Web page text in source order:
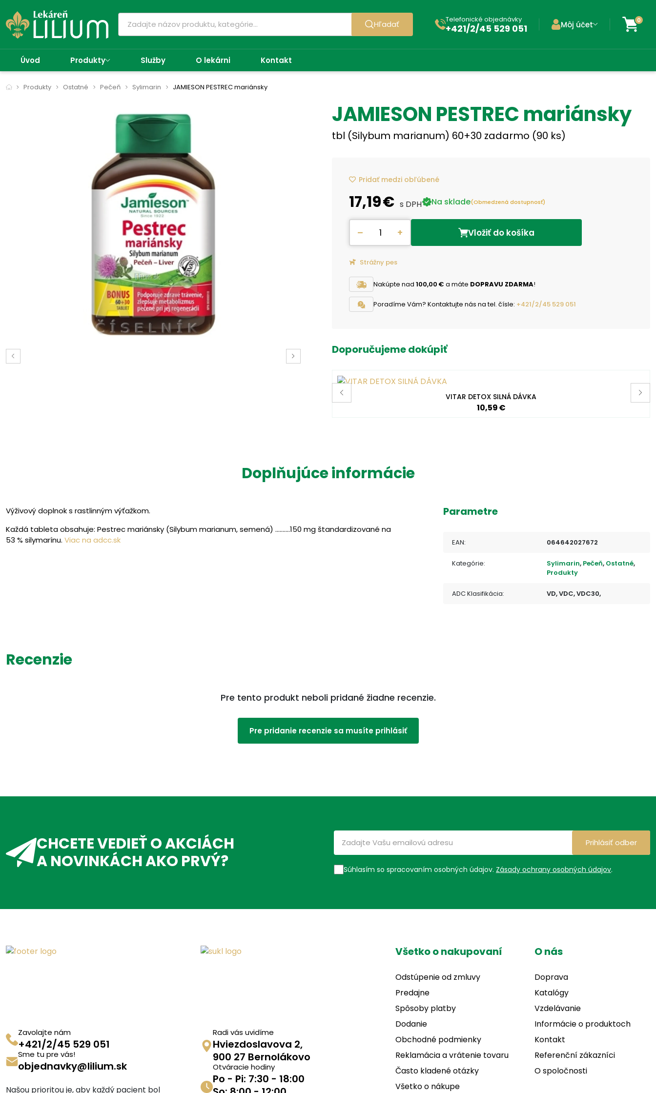
Hľadať Telefonické objednávky
+421/2/45 529 051 Môj účet 0
Úvod Produkty Služby O lekárni Kontakt
Produkty Ostatné Pečeň Sylimarin JAMIESON PESTREC mariánsky
JAMIESON PESTREC mariánsky
tbl (Silybum marianum) 60+30 zadarmo (90 ks)
Pridať medzi obľúbené
17,19 € s DPH Na sklade(Obmedzená dostupnosť)
– + Vložiť do košíka
Strážny pes
Nakúpte nad 100,00 € a máte DOPRAVU ZDARMA!
Poradíme Vám? Kontaktujte nás na tel. čísle: +421/2/45 529 051
Doporučujeme dokúpiť
VITAR DETOX SILNÁ DÁVKA
10,59 €
Doplňujúce informácie
Výživový doplnok s rastlinným výťažkom.
Každá tableta obsahuje: Pestrec mariánsky (Silybum marianum, semená) ..........150 mg štandardizované na
53 % silymarínu. Viac na adcc.sk
Parametre
EAN: 064642027672
Kategórie: Sylimarin, Pečeň, Ostatné,
Produkty
ADC Klasifikácia: VD, VDC, VDC30,
Recenzie
Pre tento produkt neboli pridané žiadne recenzie.
Pre pridanie recenzie sa musíte prihlásiť
CHCETE VEDIEŤ O AKCIÁCH
A NOVINKÁCH AKO PRVÝ?
Súhlasím so spracovaním osobných údajov. Zásady ochrany osobných údajov.
Prihlásiť odber
Zavolajte nám
+421/2/45 529 051
Sme tu pre vás!
objednavky@lilium.sk
Našou prioritou je, aby každý pacient bol
Radi vás uvidíme
Hviezdoslavova 2,
900 27 Bernolákovo
Otváracie hodiny
Po - Pi: 7:30 - 18:00
Všetko o nakupovaní
Odstúpenie od zmluvy
Predajne
Spôsoby platby
Dodanie
Obchodné podmienky
Reklamácia a vrátenie tovaru
Často kladené otázky
Všetko o nákupe
O nás
Doprava
Katalógy
Vzdelávanie
Informácie o produktoch
Kontakt
Referenční zákazníci
O spoločnosti